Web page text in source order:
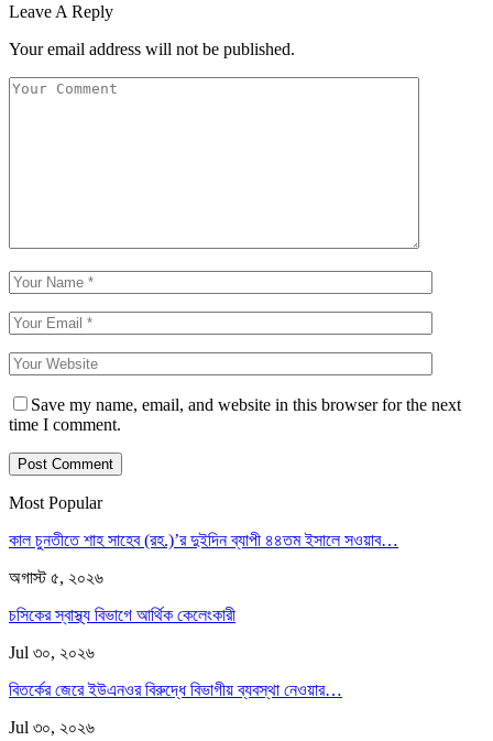
Leave A Reply
Your email address will not be published.
Save my name, email, and website in this browser for the next
time I comment.
Most Popular
কাল চুনতীতে শাহ সাহেব (রহ.)’র দুইদিন ব্যাপী ৪৪তম ইসালে সওয়াব…
অগাস্ট ৫, ২০২৬
চসিকের স্বাস্থ্য বিভাগে আর্থিক কেলেংকারী
Jul ৩০, ২০২৬
বিতর্কের জেরে ইউএনওর বিরুদ্ধে বিভাগীয় ব্যবস্থা নেওয়ার…
Jul ৩০, ২০২৬